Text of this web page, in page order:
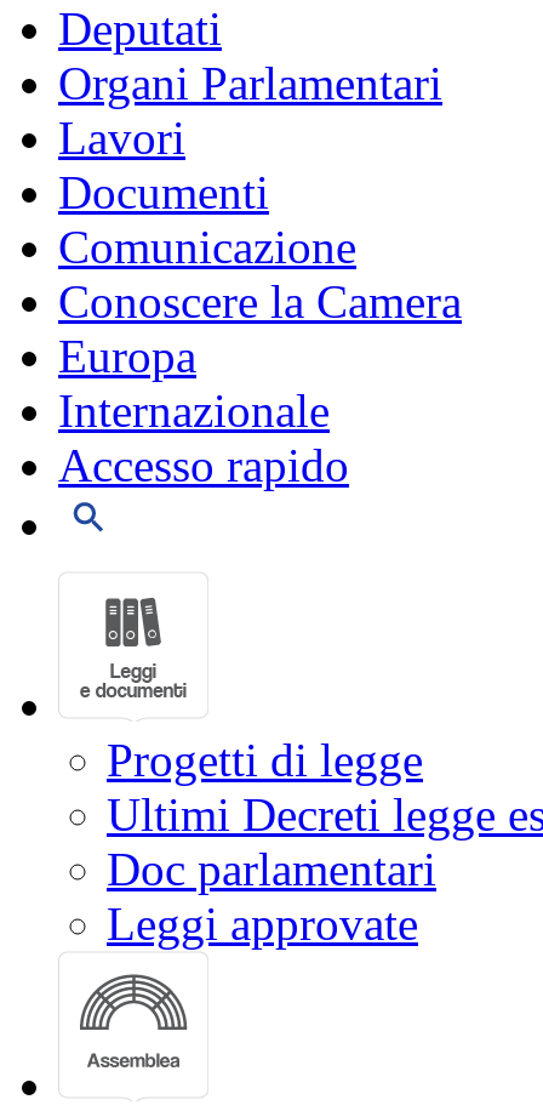
Deputati
Organi Parlamentari
Lavori
Documenti
Comunicazione
Conoscere la Camera
Europa
Internazionale
Accesso rapido
Progetti di legge
Ultimi Decreti legge
Doc parlamentari
Leggi approvate